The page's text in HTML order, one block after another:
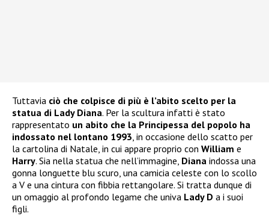
Tuttavia ciò che colpisce di più è l’abito scelto per la
statua di Lady Diana. Per la scultura infatti è stato
rappresentato un abito che la Principessa del popolo ha
indossato nel lontano 1993, in occasione dello scatto per
la cartolina di Natale, in cui appare proprio con William e
Harry. Sia nella statua che nell’immagine, Diana indossa una
gonna longuette blu scuro, una camicia celeste con lo scollo
a V e una cintura con fibbia rettangolare. Si tratta dunque di
un omaggio al profondo legame che univa Lady D a i suoi
figli.